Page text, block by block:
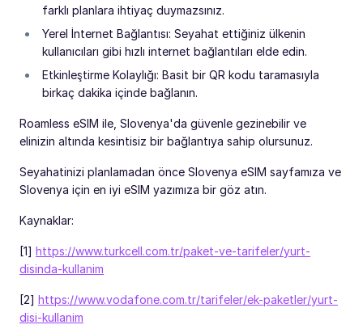
farklı planlara ihtiyaç duymazsınız.
Yerel İnternet Bağlantısı: Seyahat ettiğiniz ülkenin
kullanıcıları gibi hızlı internet bağlantıları elde edin.
Etkinleştirme Kolaylığı: Basit bir QR kodu taramasıyla
birkaç dakika içinde bağlanın.
Roamless eSIM ile, Slovenya'da güvenle gezinebilir ve
elinizin altında kesintisiz bir bağlantıya sahip olursunuz.
Seyahatinizi planlamadan önce Slovenya eSIM sayfamıza ve
Slovenya için en iyi eSIM yazımıza bir göz atın.
Kaynaklar:
[1] https://www.turkcell.com.tr/paket-ve-tarifeler/yurt-
disinda-kullanim
[2] https://www.vodafone.com.tr/tarifeler/ek-paketler/yurt-
disi-kullanim